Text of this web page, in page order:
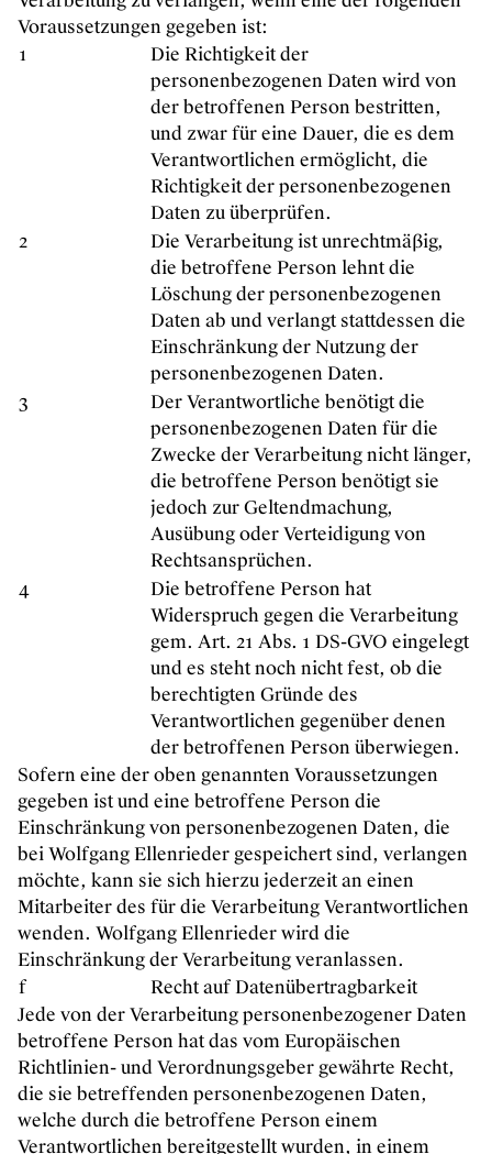
Voraussetzungen gegeben ist:
1
Die Richtigkeit der
personenbezogenen Daten wird von
der betroffenen Person bestritten,
und zwar für eine Dauer, die es dem
Verantwortlichen ermöglicht, die
Richtigkeit der personenbezogenen
Daten zu überprüfen.
2
Die Verarbeitung ist unrechtmäßig,
die betroffene Person lehnt die
Löschung der personenbezogenen
Daten ab und verlangt stattdessen die
Einschränkung der Nutzung der
personenbezogenen Daten.
3
Der Verantwortliche benötigt die
personenbezogenen Daten für die
Zwecke der Verarbeitung nicht länger,
die betroffene Person benötigt sie
jedoch zur Geltendmachung,
Ausübung oder Verteidigung von
Rechtsansprüchen.
4
Die betroffene Person hat
Widerspruch gegen die Verarbeitung
gem. Art. 21 Abs. 1 DS-GVO eingelegt
und es steht noch nicht fest, ob die
berechtigten Gründe des
Verantwortlichen gegenüber denen
der betroffenen Person überwiegen.
Sofern eine der oben genannten Voraussetzungen
gegeben ist und eine betroffene Person die
Einschränkung von personenbezogenen Daten, die
bei Wolfgang Ellenrieder gespeichert sind, verlangen
möchte, kann sie sich hierzu jederzeit an einen
Mitarbeiter des für die Verarbeitung Verantwortlichen
wenden. Wolfgang Ellenrieder wird die
Einschränkung der Verarbeitung veranlassen.
f
Recht auf Datenübertragbarkeit
Jede von der Verarbeitung personenbezogener Daten
betroffene Person hat das vom Europäischen
Richtlinien- und Verordnungsgeber gewährte Recht,
die sie betreffenden personenbezogenen Daten,
welche durch die betroffene Person einem
Verantwortlichen bereitgestellt wurden, in einem